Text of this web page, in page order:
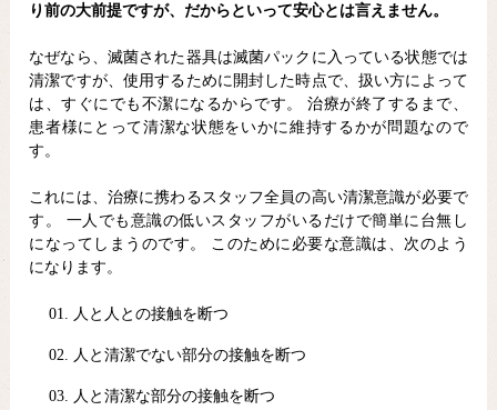
り前の大前提ですが、だからといって安心とは言えません。
なぜなら、滅菌された器具は滅菌パックに入っている状態では
清潔ですが、使用するために開封した時点で、扱い方によって
は、すぐにでも不潔になるからです。 治療が終了するまで、
患者様にとって清潔な状態をいかに維持するかが問題なので
す。
これには、治療に携わるスタッフ全員の高い清潔意識が必要で
す。 一人でも意識の低いスタッフがいるだけで簡単に台無し
になってしまうのです。 このために必要な意識は、次のよう
になります。
人と人との接触を断つ
人と清潔でない部分の接触を断つ
人と清潔な部分の接触を断つ